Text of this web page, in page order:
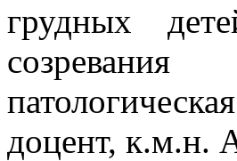
грудных
доцент, к.м.н.